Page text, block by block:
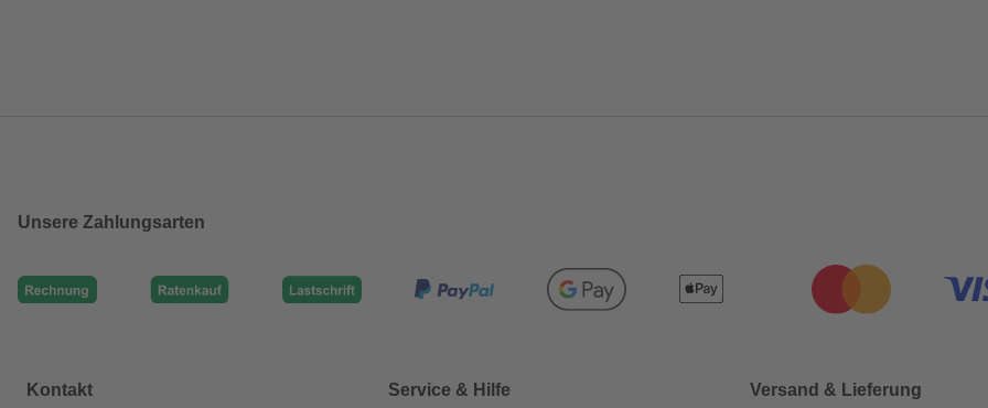
Unsere Zahlungsarten
Kontakt Service & Hilfe Versand & Lieferung